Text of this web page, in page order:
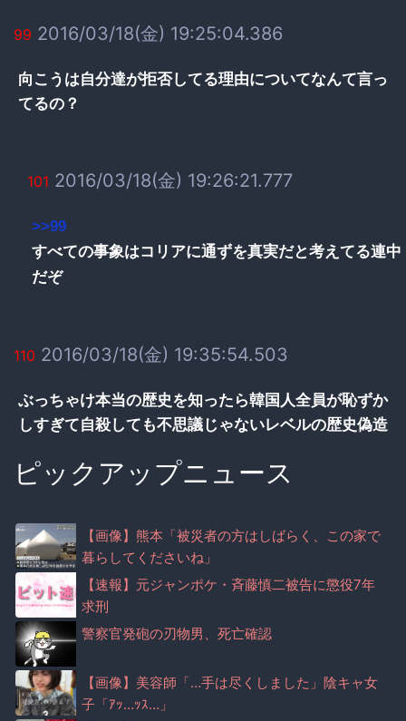
99 2016/03/18(金) 19:25:04.386
向こうは自分達が拒否してる理由についてなんて言っ
てるの？
101 2016/03/18(金) 19:26:21.777
>>99
すべての事象はコリアに通ずを真実だと考えてる連中
だぞ
110 2016/03/18(金) 19:35:54.503
ぶっちゃけ本当の歴史を知ったら韓国人全員が恥ずか
しすぎて自殺しても不思議じゃないレベルの歴史偽造
ピックアップニュース
【画像】熊本「被災者の方はしばらく、この家で
暮らしてくださいね」
【速報】元ジャンポケ・斉藤慎二被告に懲役7年
求刑
警察官発砲の刃物男、死亡確認
【画像】美容師「…手は尽くしました」陰キャ女
子「ｱｯ…ｯｽ…」